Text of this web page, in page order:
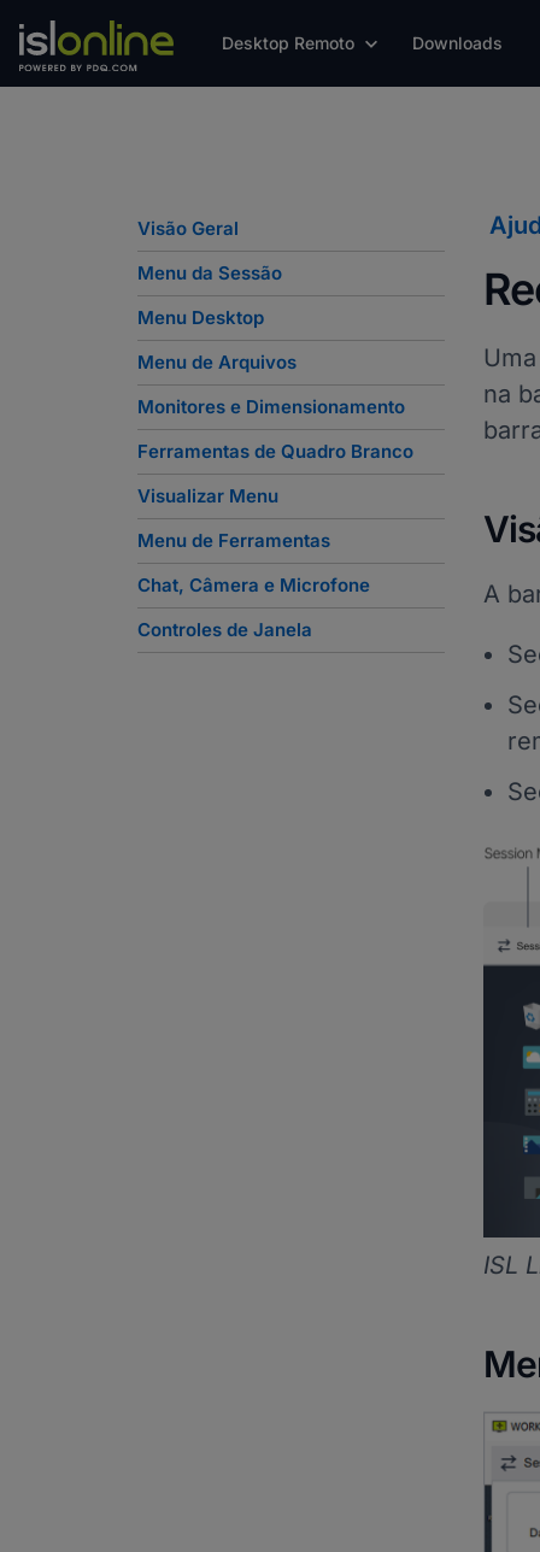
Desktop Remoto Downloads
Visão Geral
Menu da Sessão
Menu Desktop
Menu de Arquivos
Monitores e Dimensionamento
Ferramentas de Quadro Branco
Visualizar Menu
Menu de Ferramentas
Chat, Câmera e Microfone
Controles de Janela
na
A
ISL